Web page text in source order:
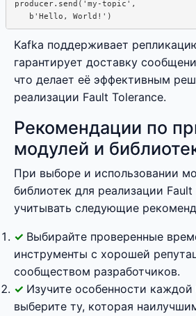
producer.send('my-topic',
Kafka поддерживает
гарантирует доставку
что делает её эффективным
реализации Fault Tolerance.
Рекомендации по
модулей и
При выборе и использовании
библиотек для реализации
учитывать следующие
Выбирайте проверенные
инструменты с хорошей
сообществом разработчиков.
Изучите особенности каждой
выберите ту, которая